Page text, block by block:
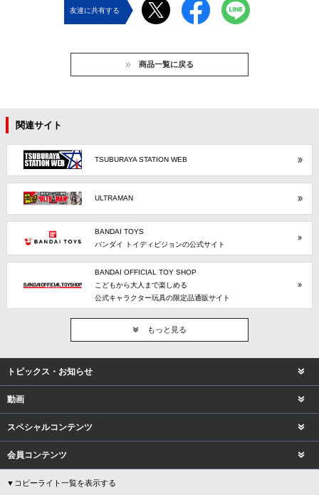
友達に共有する
商品一覧に戻る
関連サイト
TSUBURAYA STATION WEB
ULTRAMAN
BANDAI TOYS
バンダイ トイディビジョンの公式サイト
BANDAI OFFICIAL TOY SHOP
こどもから大人まで楽しめる
公式キャラクター玩具の限定品通販サイト
もっと見る
トピックス・お知らせ
動画
スペシャルコンテンツ
会員コンテンツ
▼コピーライト一覧を表示する